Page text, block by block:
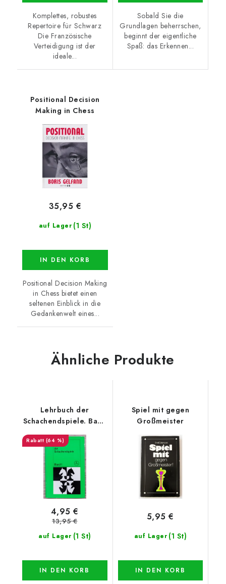
Komplettes, robustes
Repertoire für Schwarz
Die Französische
Verteidigung ist der
ideale...
Sobald Sie die
Grundlagen beherrschen,
beginnt der eigentliche
Spaß: das Erkennen...
Positional Decision
Making in Chess
auf Lager (1 St)
35,95 €
IN DEN KORB
Positional Decision Making
in Chess bietet einen
seltenen Einblick in die
Gedankenwelt eines...
Ähnliche Produkte
Lehrbuch der
Schachendspiele. Band
1
(64 %)
auf Lager (1 St)
4,95 €
13,95 €
IN DEN KORB
Spiel mit gegen
Großmeister
auf Lager (1 St)
5,95 €
IN DEN KORB